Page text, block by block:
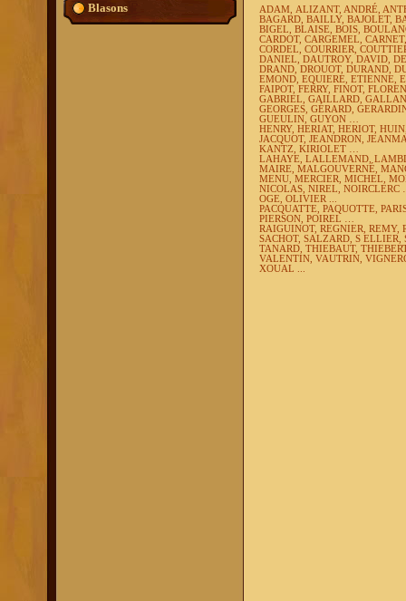
Blasons ADAM, ALIZANT, ANDRÉ,
BAGARD, BAILLY, BAJOLET,
BIGEL, BLAISE, BOIS,
CARDOT, CARGEMEL,
CORDEL, COURRIER,
DANIEL, DAUTROY, DAVID,
DRAND, DROUOT, DURAND,
EMOND, EQUIERE, ETIENNE,
FAIPOT, FERRY, FINOT,
GABRIEL, GAILLARD,
GEORGES, GÉRARD,
GUEULIN, GUYON …
HENRY, HERIAT, HERIOT,
JACQUOT, JEANDRON,
KANTZ, KIRIOLET …
LAHAYE, LALLEMAND,
MAIRE, MALGOUVERNÉ,
MENU, MERCIER, MICHEL,
NICOLAS, NIREL, NOIRCLERC
OGE, OLIVIER ...
PACQUATTE, PAQUOTTE,
PIERSON, POIREL …
RAIGUINOT, REGNIER, REMY,
SACHOT, SALZARD, S
TANARD, THIEBAUT,
VALENTIN, VAUTRIN,
XOUAL ...